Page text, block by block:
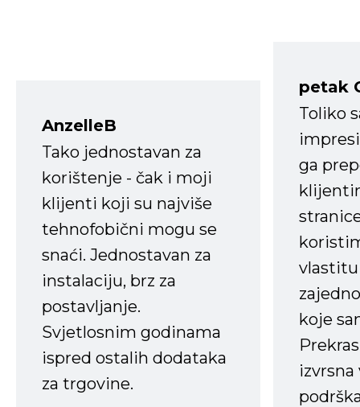
AnzelleB
Tako jednostavan za
korištenje - čak i moji
klijenti koji su najviše
tehnofobični mogu se
snaći. Jednostavan za
instalaciju, brz za
postavljanje.
Svjetlosnim godinama
ispred ostalih dodataka
za trgovine.
petak
Toliko
ga
koje